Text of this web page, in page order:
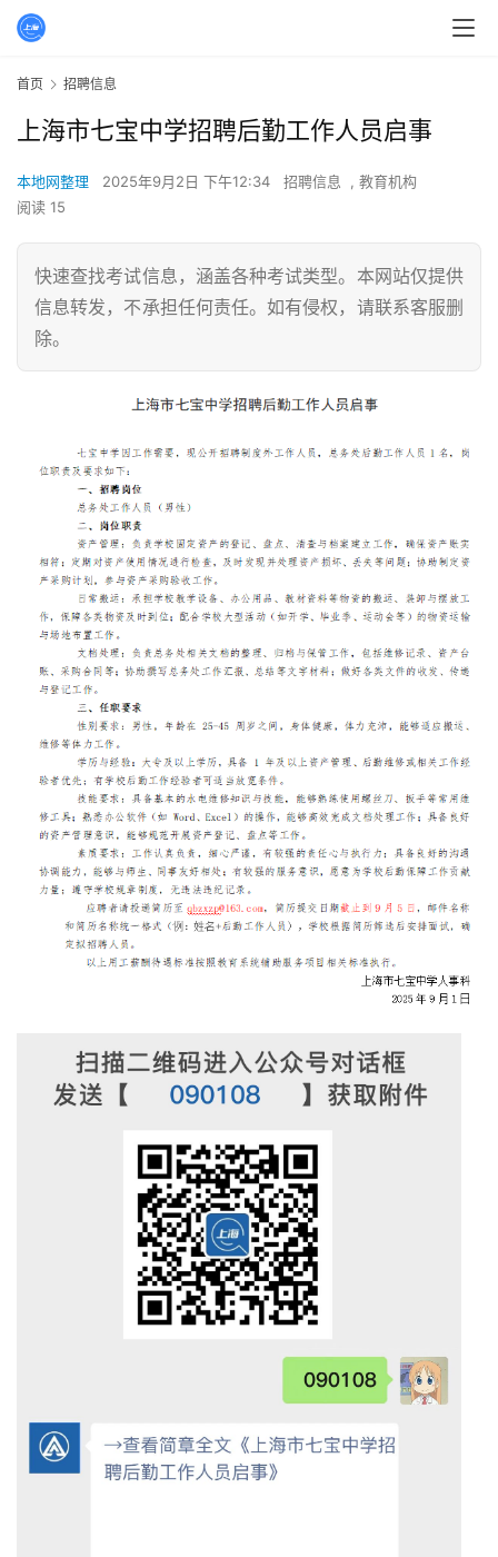
首页 招聘信息
上海市七宝中学招聘后勤工作人员启事
本地网整理 2025年9月2日 下午12:34 招聘信息 , 教育机构
阅读 15
快速查找考试信息，涵盖各种考试类型。本网站仅提供
信息转发，不承担任何责任。如有侵权，请联系客服删
除。